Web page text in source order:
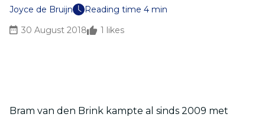
Joyce de Bruijn
Reading time 4 min
30 August 2018
1 likes
Bram van den Brink kampte al sinds 2009 met